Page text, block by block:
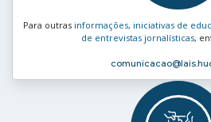
Para outras informações, iniciativas de
de entrevistas jornalísticas,
comunicacao